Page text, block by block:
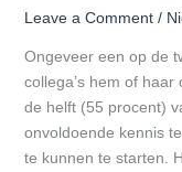
Leave a Comment /
Ongeveer een op de
collega’s hem of
de helft (55 procent)
onvoldoende kennis
te kunnen te starten.
onderschat
talent.